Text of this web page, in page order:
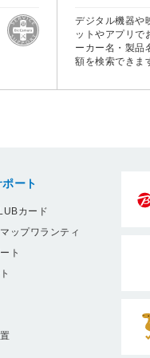
デジタル機器や
ットやアプリで
ーカー名・製品
額を検索できま
ート
カード
ップワランティ
ト